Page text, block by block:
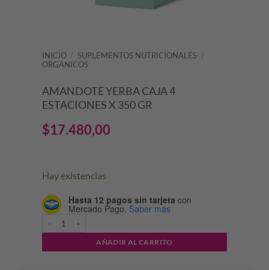
INICIO / SUPLEMENTOS NUTRICIONALES /
ORGANICOS
AMANDOTE YERBA CAJA 4
ESTACIONES X 350 GR
$17.480,00
Hay existencias
Hasta 12 pagos sin tarjeta con
Mercado Pago. Saber más
AÑADIR AL CARRITO